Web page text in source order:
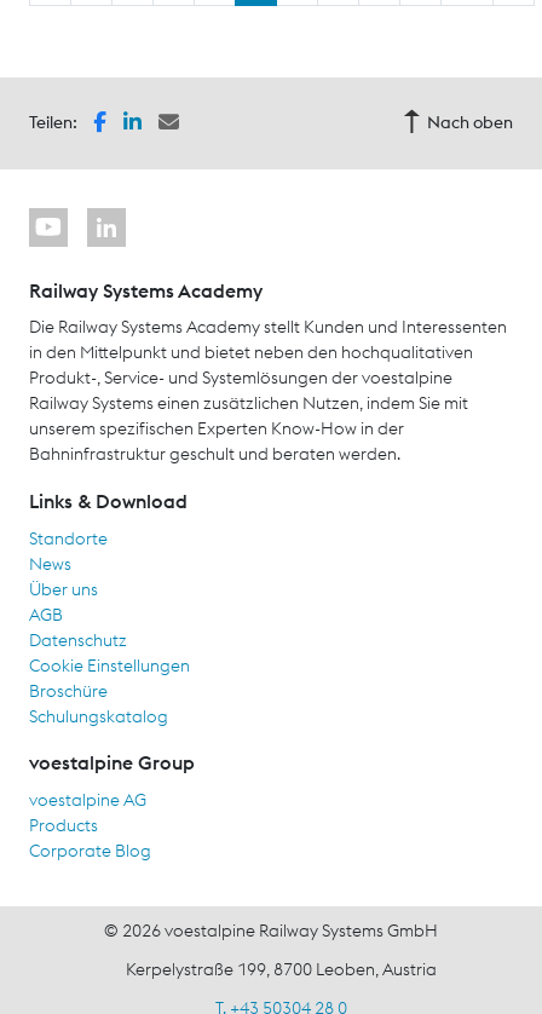
Teilen: Nach oben
Railway Systems Academy
Die Railway Systems Academy stellt Kunden und Interessenten
in den Mittelpunkt und bietet neben den hochqualitativen
Produkt-, Service- und Systemlösungen der voestalpine
Railway Systems einen zusätzlichen Nutzen, indem Sie mit
unserem spezifischen Experten Know-How in der
Bahninfrastruktur geschult und beraten werden.
Links & Download
Standorte
News
Über uns
AGB
Datenschutz
Cookie Einstellungen
Broschüre
Schulungskatalog
voestalpine Group
voestalpine AG
Products
Corporate Blog
© 2026 voestalpine Railway Systems GmbH
Kerpelystraße 199, 8700 Leoben, Austria
T. +43 50304 28 0